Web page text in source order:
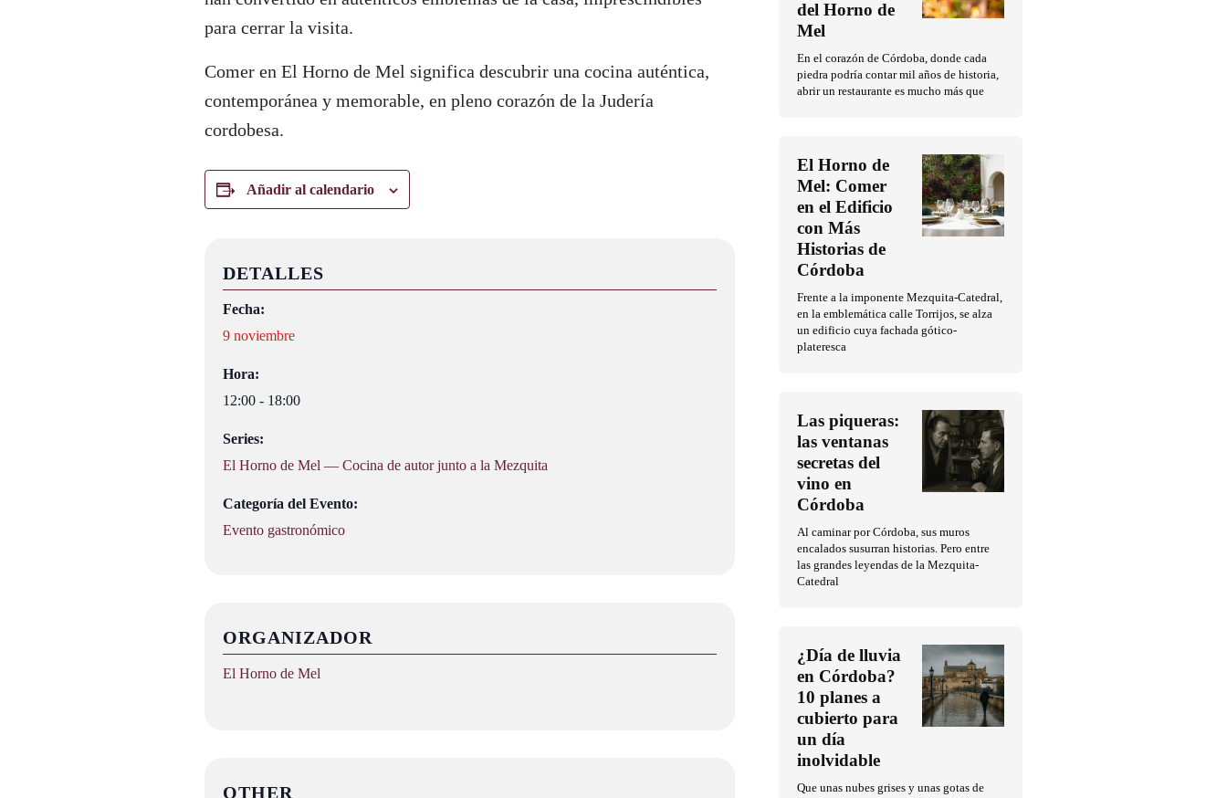
para cerrar la visita.
Comer en El Horno de Mel significa descubrir una cocina auténtica,
contemporánea y memorable, en pleno corazón de la Judería
cordobesa.
Añadir al calendario
DETALLES
Fecha:
9 noviembre
Hora:
12:00 - 18:00
Series:
El Horno de Mel — Cocina de autor junto a la Mezquita
Categoría del Evento:
Evento gastronómico
ORGANIZADOR
El Horno de Mel
OTHER
del Horno de
Mel
En el corazón de Córdoba, donde cada
piedra podría contar mil años de historia,
abrir un restaurante es mucho más que
El Horno de
Mel: Comer
en el Edificio
con Más
Historias de
Córdoba
Frente a la imponente Mezquita-Catedral,
en la emblemática calle Torrijos, se alza
un edificio cuya fachada gótico-
plateresca
Las piqueras:
las ventanas
secretas del
vino en
Córdoba
Al caminar por Córdoba, sus muros
encalados susurran historias. Pero entre
las grandes leyendas de la Mezquita-
Catedral
¿Día de lluvia
en Córdoba?
10 planes a
cubierto para
un día
inolvidable
Que unas nubes grises y unas gotas de